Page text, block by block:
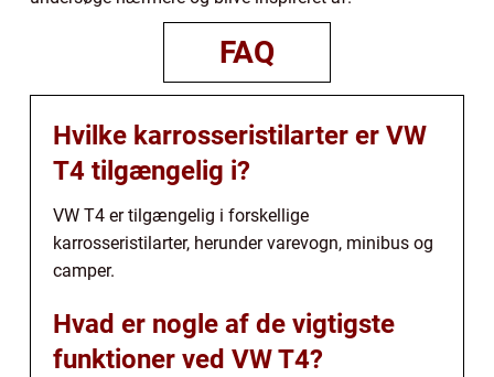
FAQ
Hvilke karrosseristilarter er VW
T4 tilgængelig i?
VW T4 er tilgængelig i forskellige
karrosseristilarter, herunder varevogn, minibus og
camper.
Hvad er nogle af de vigtigste
funktioner ved VW T4?